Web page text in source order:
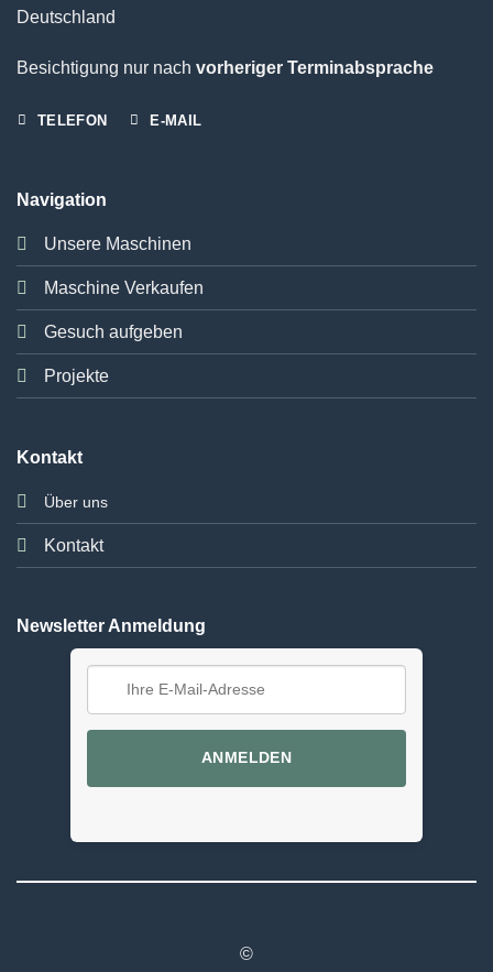
Deutschland
Besichtigung nur nach vorheriger Terminabsprache
TELEFON E-MAIL
Navigation
Unsere Maschinen
Maschine Verkaufen
Gesuch aufgeben
Projekte
Kontakt
Über uns
Kontakt
Newsletter Anmeldung
ANMELDEN
©